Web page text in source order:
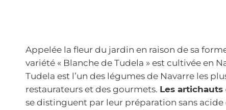
Appelée la fleur du jardin en raison de sa
variété « Blanche de Tudela » est cultivée en
Tudela est l’un des légumes de Navarre les
restaurateurs et des gourmets. Les
se distinguent par leur préparation sans